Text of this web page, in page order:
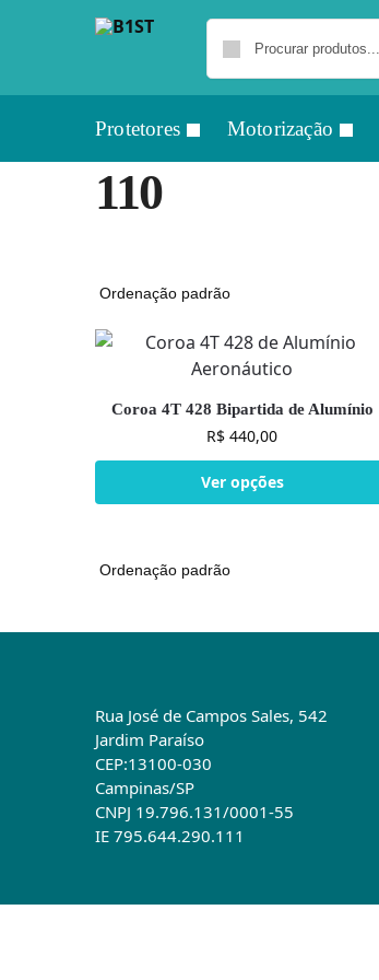
Protetores Motorização
110
Coroa 4T 428 Bipartida de Alumínio
R$ 440,00
Ver opções
Rua José de Campos Sales, 542
Jardim Paraíso
CEP:13100-030
Campinas/SP
CNPJ 19.796.131/0001-55
IE 795.644.290.111